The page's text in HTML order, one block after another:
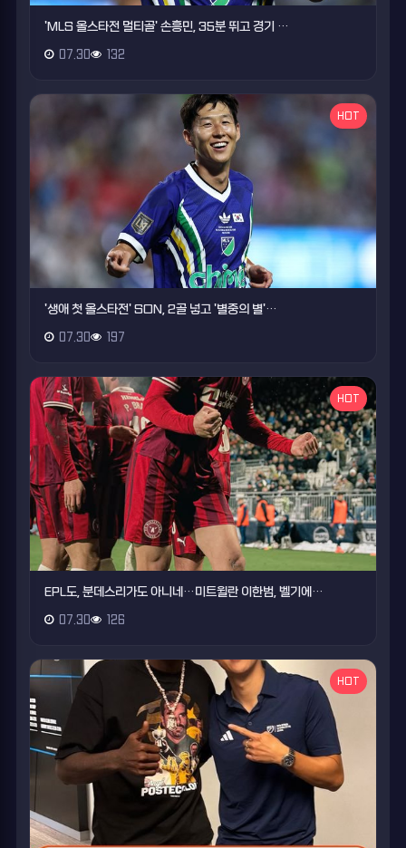
'MLS 올스타전 멀티골' 손흥민, 35분 뛰고 경기 …
07.30 132
HOT
'생애 첫 올스타전' SON, 2골 넣고 '별중의 별'…
07.30 197
HOT
EPL도, 분데스리가도 아니네…미트윌란 이한범, 벨기에…
07.30 126
HOT